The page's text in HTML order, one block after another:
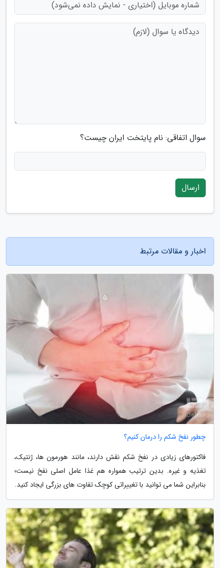
سوال اتفاقی: نام پایتخت ایران چیست؟
ارسال
اخبار و مقالات مرتبط
چطور نفخ شکم را درمان کنیم؟
فاکتورهای زیادی در نفخ شکم نقش دارند، مانند هورمون ها، ژنتیک،
تغذیه و غیره. بدین ترتیب همواره هم غذا عامل اصلی نفخ نیست؛
بنابراین شما می توانید با تغییراتی کوچک تفاوت های بزرگی ایجاد کنید.